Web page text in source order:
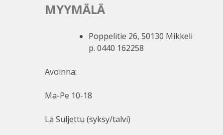
MYYMÄLÄ
Poppelitie 26, 50130 Mikkeli
p. 0440 162258
Avoinna:
Ma-Pe 10-18
La Suljettu (syksy/talvi)